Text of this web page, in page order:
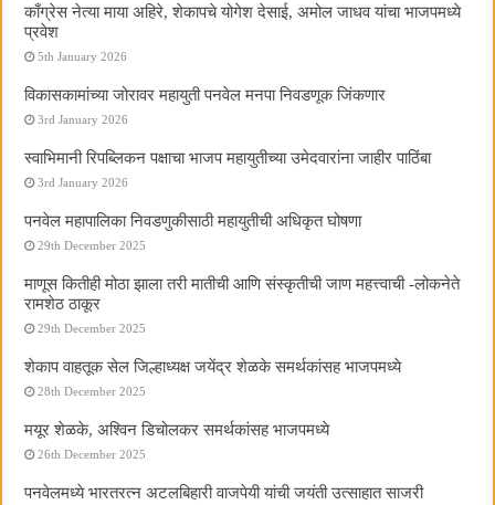
काँग्रेस नेत्या माया अहिरे, शेकापचे योगेश देसाई, अमोल जाधव यांचा भाजपमध्ये
प्रवेश
5th January 2026
विकासकामांच्या जोरावर महायुती पनवेल मनपा निवडणूक जिंकणार
3rd January 2026
स्वाभिमानी रिपब्लिकन पक्षाचा भाजप महायुतीच्या उमेदवारांना जाहीर पाठिंबा
3rd January 2026
पनवेल महापालिका निवडणुकीसाठी महायुतीची अधिकृत घोषणा
29th December 2025
माणूस कितीही मोठा झाला तरी मातीची आणि संस्कृतीची जाण महत्त्वाची -लोकनेते
रामशेठ ठाकूर
29th December 2025
शेकाप वाहतूक सेल जिल्हाध्यक्ष जयेंद्र शेळके समर्थकांसह भाजपमध्ये
28th December 2025
मयूर शेळके, अश्विन डिचोलकर समर्थकांसह भाजपमध्ये
26th December 2025
पनवेलमध्ये भारतरत्न अटलबिहारी वाजपेयी यांची जयंती उत्साहात साजरी